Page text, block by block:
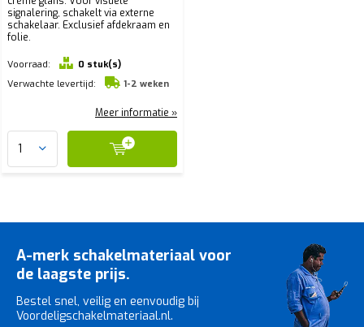
signalering, schakelt via externe
schakelaar. Exclusief afdekraam en
folie.
Voorraad:
0 stuk(s)
Verwachte levertijd:
1-2 weken
Meer informatie »
A-merk schakelmateriaal voor
de laagste prijs.
Bestel snel, veilig en eenvoudig bij
Voordeligschakelmateriaal.nl.